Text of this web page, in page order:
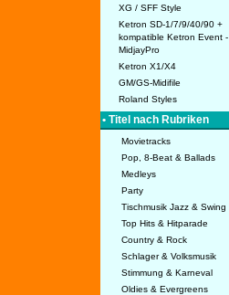
XG / SFF Style
Ketron SD-1/7/9/40/90 +
kompatible Ketron Event -
MidjayPro
Ketron X1/X4
GM/GS-Midifile
Roland Styles
• Titel nach Rubriken
Movietracks
Pop, 8-Beat & Ballads
Medleys
Party
Tischmusik Jazz & Swing
Top Hits & Hitparade
Country & Rock
Schlager & Volksmusik
Stimmung & Karneval
Oldies & Evergreens